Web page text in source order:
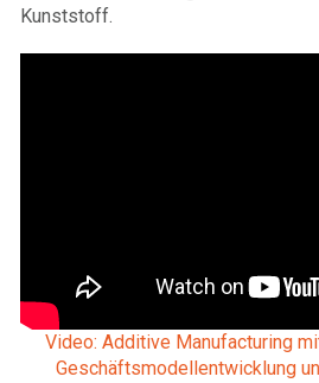
Kunststoff.
Video: Additive Manufacturing
Geschäftsmodellentwicklung